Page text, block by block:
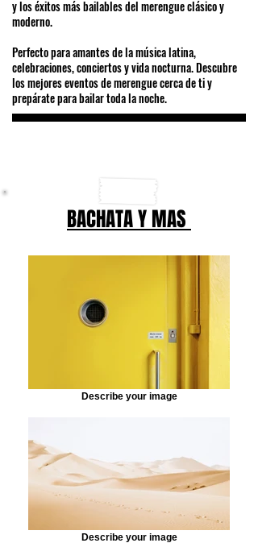
y los éxitos más bailables del merengue clásico y
moderno.
Perfecto para amantes de la música latina,
celebraciones, conciertos y vida nocturna. Descubre
los mejores eventos de merengue cerca de ti y
prepárate para bailar toda la noche.
BACHATA Y MAS
Describe your image
Describe your image